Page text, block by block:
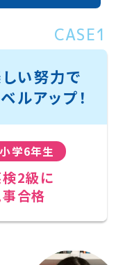
CASE1
い努力で
ルアップ！
小学6年生
2級に
合格